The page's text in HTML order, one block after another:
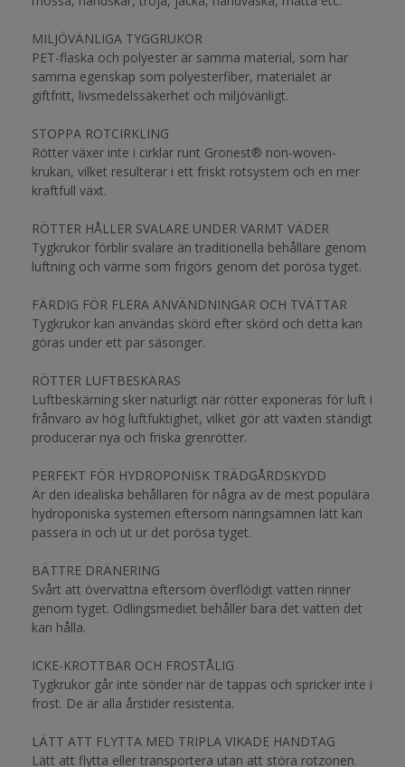
MILJÖVÄNLIGA TYGGRUKOR
PET-flaska och polyester är samma material, som har
samma egenskap som polyesterfiber, materialet är
giftfritt, livsmedelssäkerhet och miljövänligt.
STOPPA ROTCIRKLING
Rötter växer inte i cirklar runt Gronest® non-woven-
krukan, vilket resulterar i ett friskt rotsystem och en mer
kraftfull växt.
RÖTTER HÅLLER SVALARE UNDER VARMT VÄDER
Tygkrukor förblir svalare än traditionella behållare genom
luftning och värme som frigörs genom det porösa tyget.
FÄRDIG FÖR FLERA ANVÄNDNINGAR OCH TVÄTTAR
Tygkrukor kan användas skörd efter skörd och detta kan
göras under ett par säsonger.
RÖTTER LUFTBESKÄRAS
Luftbeskärning sker naturligt när rötter exponeras för luft i
frånvaro av hög luftfuktighet, vilket gör att växten ständigt
producerar nya och friska grenrötter.
PERFEKT FÖR HYDROPONISK TRÄDGÅRDSKYDD
Är den idealiska behållaren för några av de mest populära
hydroponiska systemen eftersom näringsämnen lätt kan
passera in och ut ur det porösa tyget.
BÄTTRE DRÄNERING
Svårt att övervattna eftersom överflödigt vatten rinner
genom tyget. Odlingsmediet behåller bara det vatten det
kan hålla.
ICKE-KROTTBAR OCH FROSTÅLIG
Tygkrukor går inte sönder när de tappas och spricker inte i
frost. De är alla årstider resistenta.
LÄTT ATT FLYTTA MED TRIPLA VIKADE HANDTAG
Lätt att flytta eller transportera utan att störa rotzonen.